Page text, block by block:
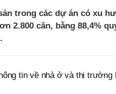
trong các dự án có xu
2.800 căn, bằng 88,4%
tin về nhà ở và thị trường